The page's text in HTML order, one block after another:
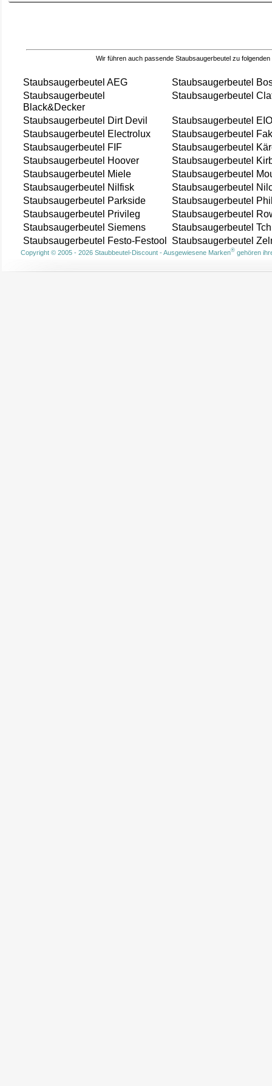
Wir führen auch passende Staubsaugerbeutel zu folgenden
Staubsaugerbeutel AEG
Staubsaugerbeutel
Staubsaugerbeutel
Black&Decker
Staubsaugerbeutel
Staubsaugerbeutel Dirt Devil
Staubsaugerbeutel
Staubsaugerbeutel Electrolux
Staubsaugerbeutel
Staubsaugerbeutel FIF
Staubsaugerbeutel
Staubsaugerbeutel Hoover
Staubsaugerbeutel
Staubsaugerbeutel Miele
Staubsaugerbeutel
Staubsaugerbeutel Nilfisk
Staubsaugerbeutel
Staubsaugerbeutel Parkside
Staubsaugerbeutel
Staubsaugerbeutel Privileg
Staubsaugerbeutel
Staubsaugerbeutel Siemens
Staubsaugerbeutel
Staubsaugerbeutel Festo-Festool
Staubsaugerbeutel
Copyright © 2005 - 2026 Staubbeutel-Discount - Ausgewiesene Marken®gehören